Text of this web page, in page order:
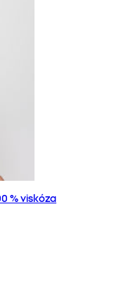
% viskóza